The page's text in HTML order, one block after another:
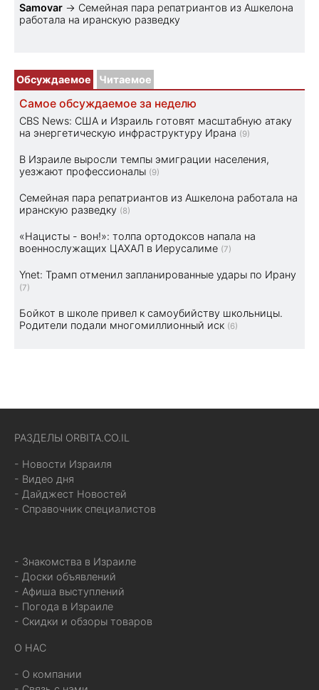
Samovar → Семейная пара репатриантов из Ашкелона
работала на иранскую разведку
Обсуждаемое Читаемое
Самое обсуждаемое за неделю
CBS News: США и Израиль готовят масштабную атаку
на энергетическую инфраструктуру Ирана (9)
В Израиле выросли темпы эмиграции населения,
уезжают профессионалы (9)
Семейная пара репатриантов из Ашкелона работала на
иранскую разведку (8)
«Нацисты - вон!»: толпа ортодоксов напала на
военнослужащих ЦАХАЛ в Иерусалиме (7)
Ynet: Трамп отменил запланированные удары по Ирану
(7)
Бойкот в школе привел к самоубийству школьницы.
Родители подали многомиллионный иск (6)
РАЗДЕЛЫ ORBITA.CO.IL
- Новости Израиля
- Видео дня
- Дайджест Новостей
- Справочник специалистов
- Знакомства в Израиле
- Доски объявлений
- Афиша выступлений
- Погода в Израиле
- Скидки и обзоры товаров
О НАС
- О компании